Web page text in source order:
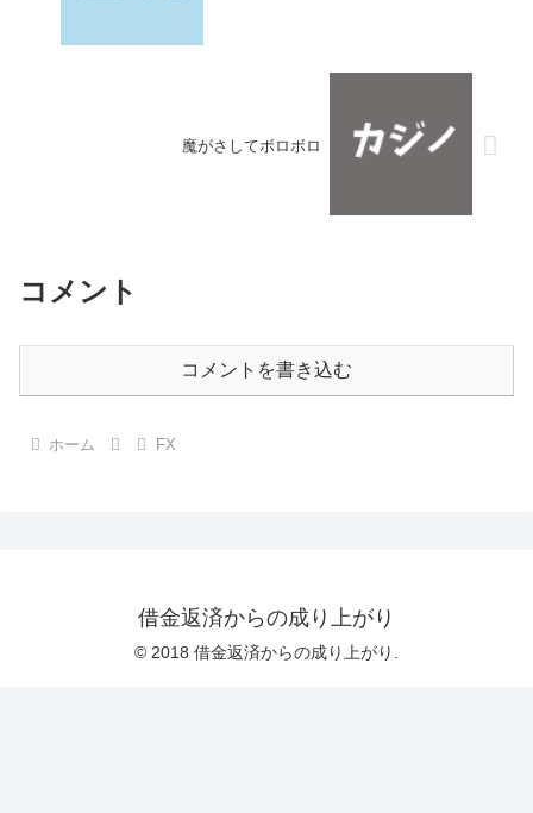
魔がさしてボロボロ
コメント
コメントを書き込む
ホーム FX
借金返済からの成り上がり
© 2018 借金返済からの成り上がり.